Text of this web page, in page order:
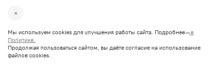
Мы используем cookies для улучшения работы сайта. Подробнее —в
Политике.
Продолжая пользоваться сайтом, вы даёте согласие на использование
файлов cookies.